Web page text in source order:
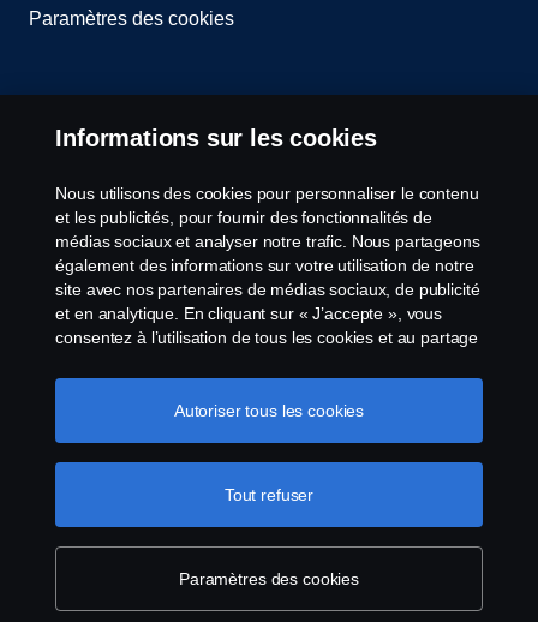
Paramètres des cookies
© Copyright Scania 2026 All Rights Reserved.
Scania Luxembourg - Rue Gabriël Lippmann 23 -
L-5365 Münsbach- Tél: +352 34 18 11
Informations sur les cookies
Nous utilisons des cookies pour personnaliser le contenu
et les publicités, pour fournir des fonctionnalités de
médias sociaux et analyser notre trafic. Nous partageons
également des informations sur votre utilisation de notre
site avec nos partenaires de médias sociaux, de publicité
et en analytique. En cliquant sur « J’accepte », vous
consentez à l’utilisation de tous les cookies et au partage
cookies en cliquant sur « Paramètres des cookies » et en
sélectionnant les catégories que vous souhaitez
Pour en savoir plus sur la
protection de votre vie privée
Paramètres des cookies
Tout refuser
Autoriser tous les cookies